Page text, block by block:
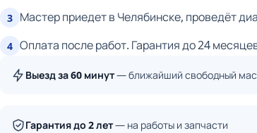
3 Мастер приедет в Челябинске, проведёт
4 Оплата после работ. Гарантия до 24
Выезд за 60 минут— ближайший свободный
Гарантия до 2 лет— на работы и запчасти